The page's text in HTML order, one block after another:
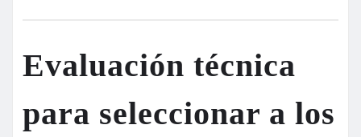
Evaluación técnica
para seleccionar a los